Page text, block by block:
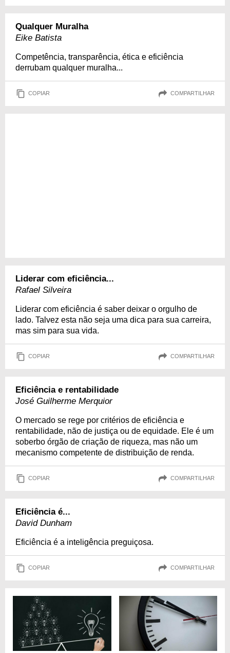
Qualquer Muralha
Eike Batista
Competência, transparência, ética e eficiência
derrubam qualquer muralha...
COPIAR COMPARTILHAR
Liderar com eficiência...
Rafael Silveira
Liderar com eficiência é saber deixar o orgulho de
lado. Talvez esta não seja uma dica para sua carreira,
mas sim para sua vida.
COPIAR COMPARTILHAR
Eficiência e rentabilidade
José Guilherme Merquior
O mercado se rege por critérios de eficiência e
rentabilidade, não de justiça ou de equidade. Ele é um
soberbo órgão de criação de riqueza, mas não um
mecanismo competente de distribuição de renda.
COPIAR COMPARTILHAR
Eficiência é...
David Dunham
Eficiência é a inteligência preguiçosa.
COPIAR COMPARTILHAR